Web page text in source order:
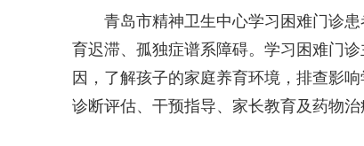
青岛市精神卫生中心学习困难门诊
育迟滞、孤独症谱系障碍。学习困难门
因，了解孩子的家庭养育环境，排查影
诊断评估、干预指导、家长教育及药物治